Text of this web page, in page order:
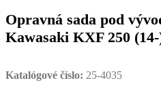
Opravná sada pod
Kawasaki KXF 250
Katalógové číslo: 25-4035